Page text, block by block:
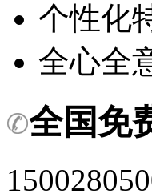
个性化
全心全
全国免